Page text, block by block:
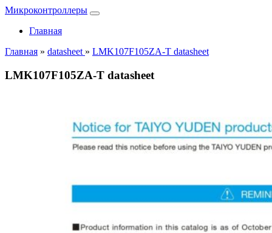
Микроконтроллеры
Главная
Главная » datasheet » LMK107F105ZA-T datasheet
LMK107F105ZA-T datasheet